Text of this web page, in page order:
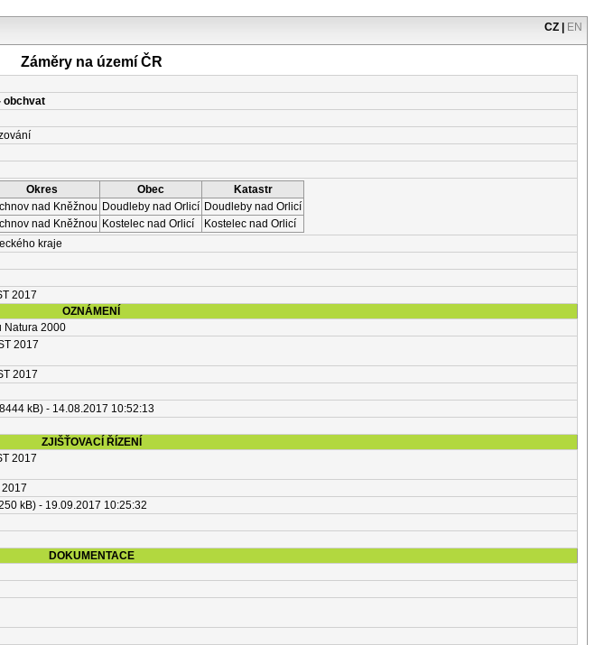
CZ EN
Záměry na území ČR
obchvat
Okres Obec
Katastr
nad Kněžnou Doudleby nad Orlicí Doudleby nad Orlicí
nad Kněžnou Kostelec nad Orlicí
Kostelec nad Orlicí
kraje
2017
OZNÁMENÍ
Natura 2000
2017
2017
kB) - 14.08.2017 10:52:13
ZJIŠŤOVACÍ ŘÍZENÍ
2017
2017
kB) - 19.09.2017 10:25:32
DOKUMENTACE